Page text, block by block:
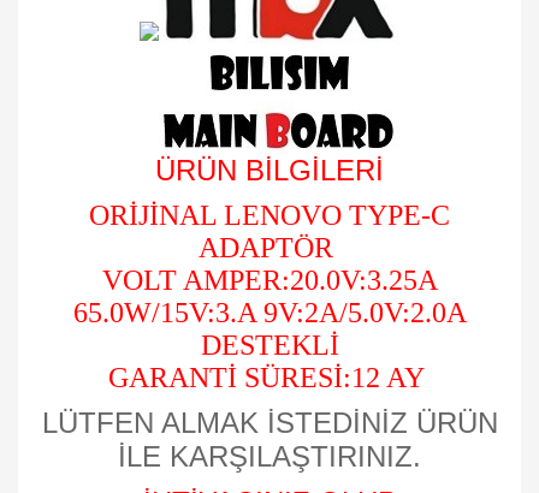
ÜRÜN BİLGİLERİ
ORİJİNAL LENOVO TYPE-C
ADAPTÖR
VOLT AMPER:20.0V:3.25A
65.0W/15V:3.A 9V:2A/5.0V:2.0A
DESTEKLİ
GARANTİ SÜRESİ:12 AY
LÜTFEN ALMAK İSTEDİNİZ ÜRÜN
İLE KARŞILAŞTIRINIZ.